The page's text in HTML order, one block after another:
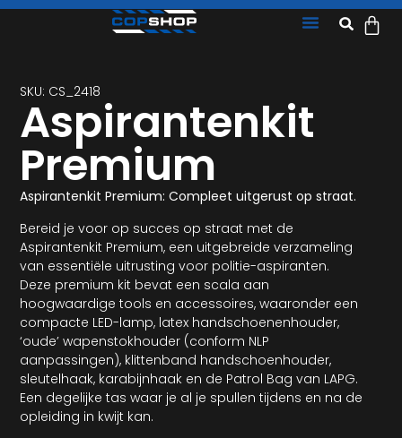
SKU: CS_2418
Aspirantenkit
Premium
Aspirantenkit Premium: Compleet uitgerust op straat.
Bereid je voor op succes op straat met de
Aspirantenkit Premium, een uitgebreide verzameling
van essentiële uitrusting voor politie-aspiranten.
Deze premium kit bevat een scala aan
hoogwaardige tools en accessoires, waaronder een
compacte LED-lamp, latex handschoenenhouder,
‘oude’ wapenstokhouder (conform NLP
aanpassingen), klittenband handschoenhouder,
sleutelhaak, karabijnhaak en de Patrol Bag van LAPG.
Een degelijke tas waar je al je spullen tijdens en na de
opleiding in kwijt kan.